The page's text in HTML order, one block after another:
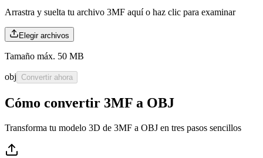
Arrastra y suelta tu archivo 3MF aquí o haz clic para examinar
Elegir archivos
Tamaño máx. 50 MB
obj Convertir ahora
Cómo convertir 3MF a OBJ
Transforma tu modelo 3D de 3MF a OBJ en tres pasos sencillos